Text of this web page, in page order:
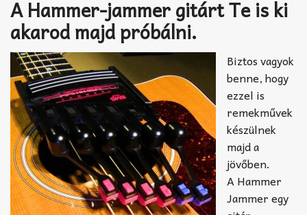
TABok
Improvizáció
A Hammer-jammer gitárt Te is ki
akarod majd próbálni.
Biztos vagyok
benne, hogy
ezzel is
remekművek
készülnek
majd a
jövőben.
A Hammer
Jammer egy